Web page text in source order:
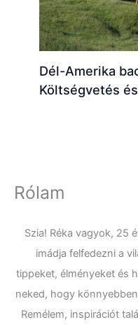
Dél-Amerika
Költségvetés
Rólam
Szia! Réka vagyok, 25
imádja felfedezni a
tippeket, élményeket és
neked, hogy
Remélem, inspirációt